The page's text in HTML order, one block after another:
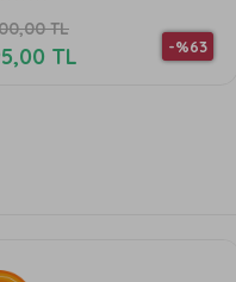
1.900,00 TL
1.100,00 TL